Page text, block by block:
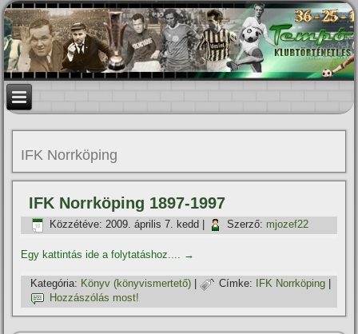
IFK Norrköping
IFK Norrköping 1897-1997
Közzétéve: 2009. április 7. kedd Szerző: mjozef22
Egy kattintás ide a folytatáshoz.... →
Kategória: Könyv (könyvismertető) | Címke: IFK Norrköping
Hozzászólás most!